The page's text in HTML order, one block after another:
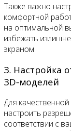
Также важно
комфортной
на оптимальной
избежать
экраном.
3. Настройка
3D-моделей
Для
настроить
соответствии с